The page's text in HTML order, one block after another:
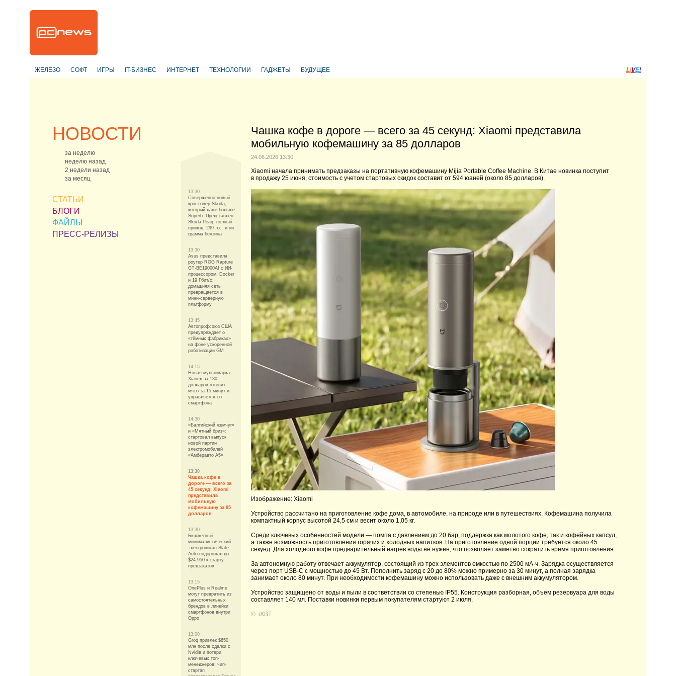
ЖЕЛЕЗО СОФТ ИГРЫ IT-БИЗНЕС ИНТЕРНЕТ ТЕХНОЛОГИИ ГАДЖЕТЫ БУДУЩЕЕ LIVE!
НОВОСТИ
за неделю
неделю назад
2 недели назад
за месяц
СТАТЬИ
БЛОГИ
ФАЙЛЫ
ПРЕСС-РЕЛИЗЫ
13:30
Совершенно новый
кроссовер Skoda,
который даже больше
Superb. Представлен
Skoda Peaq: полный
привод, 299 л.с. и ни
грамма бензина
13:30
Asus представила
роутер ROG Rapture
GT-BE19000AI с ИИ-
процессором, Docker
и 19 Гбит/с:
домашняя сеть
превращается в
мини-серверную
платформу
13:45
Автопрофсоюз США
предупреждает о
«тёмных фабриках»
на фоне ускоренной
роботизации GM
14:15
Новая мультиварка
Xiaomi за 130
долларов готовит
мясо за 15 минут и
управляется со
смартфона
14:30
«Балтийский жемчуг»
и «Мятный бриз»:
стартовал выпуск
новой партии
электромобилей
«Амберавто А5»
13:30
Чашка кофе в
дороге — всего за
45 секунд: Xiaomi
представила
мобильную
кофемашину за 85
долларов
13:30
Бюджетный
минималистический
электропикап Slate
Auto подорожал до
$24 950 к старту
предзаказов
13:15
OnePlus и Realme
могут превратить из
самостоятельных
брендов в линейки
смартфонов внутри
Oppo
13:00
Groq привлёк $650
млн после сделки с
Nvidia и потери
ключевых топ-
менеджеров: чип-
стартап
Чашка кофе в дороге — всего за 45 секунд: Xiaomi представила
мобильную кофемашину за 85 долларов
24.06.2026 13:30
Xiaomi начала принимать предзаказы на портативную кофемашину Mijia Portable Coffee Machine. В Китае новинка поступит
в продажу 25 июня, стоимость с учетом стартовых скидок составит от 594 юаней (около 85 долларов).
Изображение: Xiaomi
Устройство рассчитано на приготовление кофе дома, в автомобиле, на природе или в путешествиях. Кофемашина получила
компактный корпус высотой 24,5 см и весит около 1,05 кг.
Среди ключевых особенностей модели — помпа с давлением до 20 бар, поддержка как молотого кофе, так и кофейных капсул,
а также возможность приготовления горячих и холодных напитков. На приготовление одной порции требуется около 45
секунд. Для холодного кофе предварительный нагрев воды не нужен, что позволяет заметно сократить время приготовления.
За автономную работу отвечает аккумулятор, состоящий из трех элементов емкостью по 2500 мА·ч. Зарядка осуществляется
через порт USB-C с мощностью до 45 Вт. Пополнить заряд с 20 до 80% можно примерно за 30 минут, а полная зарядка
занимает около 80 минут. При необходимости кофемашину можно использовать даже с внешним аккумулятором.
Устройство защищено от воды и пыли в соответствии со степенью IP55. Конструкция разборная, объем резервуара для воды
составляет 140 мл. Поставки новинки первым покупателям стартуют 2 июля.
© iXBT